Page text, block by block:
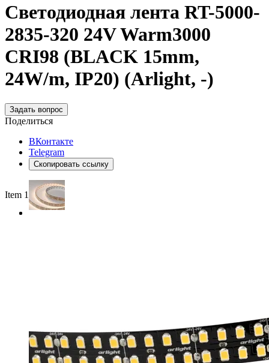
Светодиодная лента RT-5000-
2835-320 24V Warm3000
CRI98 (BLACK 15mm,
24W/m, IP20) (Arlight, -)
Задать вопрос
Поделиться
ВКонтакте
Telegram
Скопировать ссылку
Item 1 of 2